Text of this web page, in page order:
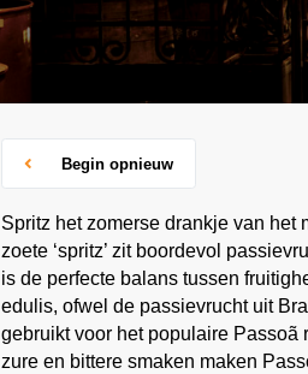
Begin opnieuw
Spritz het zomerse drankje van het
zoete ‘spritz’ zit boordevol
is de perfecte balans tussen
edulis, ofwel de passievrucht uit
gebruikt voor het populaire Passoã
zure en bittere smaken maken